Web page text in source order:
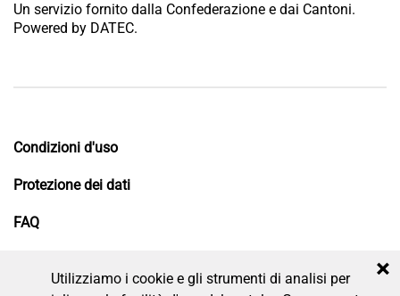
Un servizio fornito dalla Confederazione e dai Cantoni.
Powered by DATEC.
Condizioni d'uso
Protezione dei dati
FAQ
×
Utilizziamo i cookie e gli strumenti di analisi per